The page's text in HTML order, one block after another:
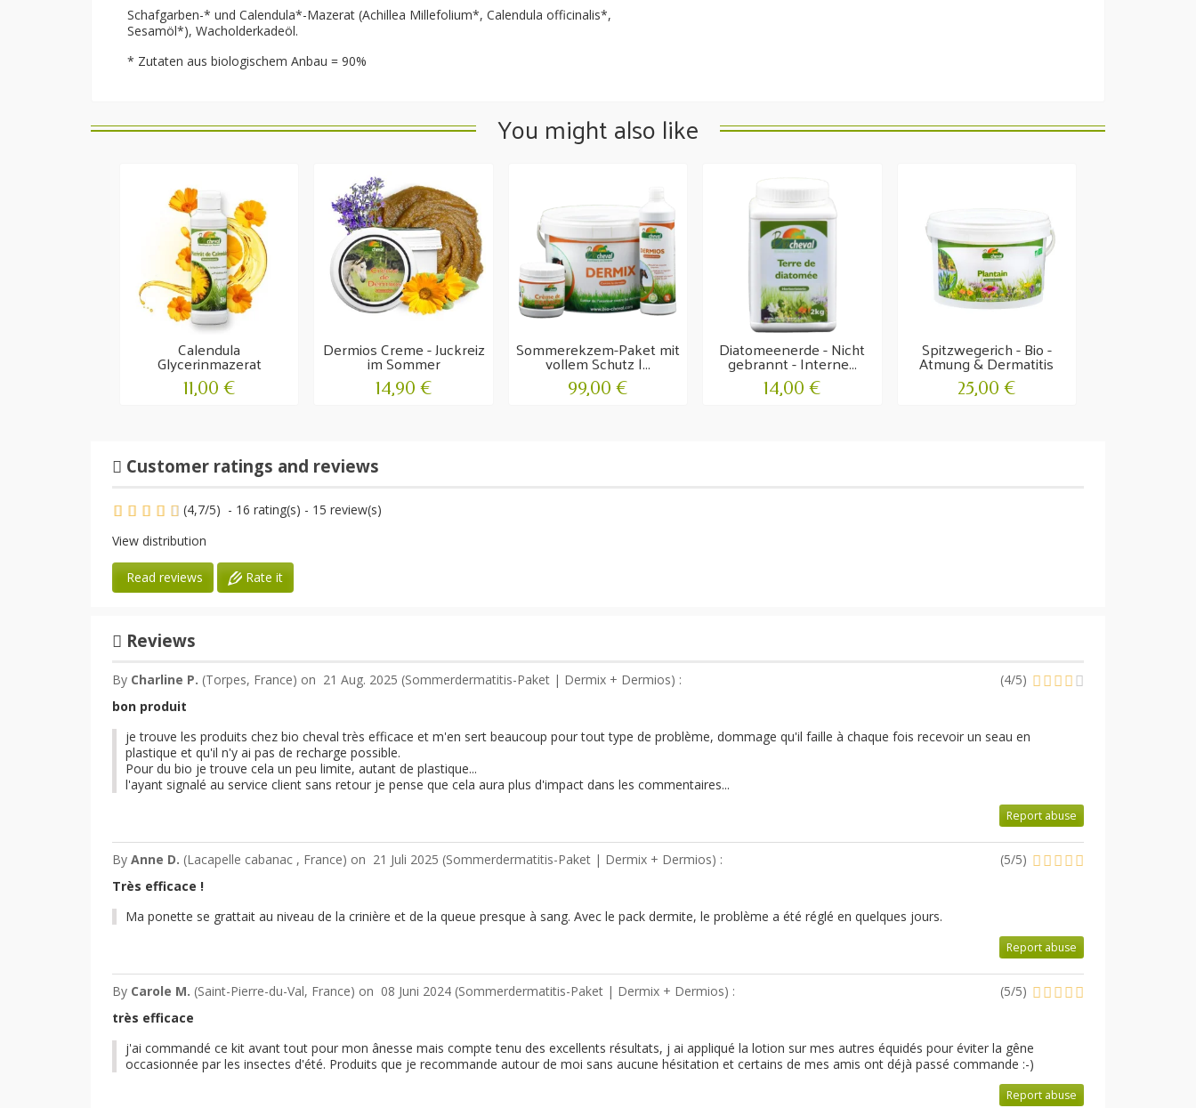
Schafgarben-* und Calendula*-Mazerat (Achillea Millefolium*, Calendula officinalis*,
Sesamöl*), Wacholderkadeöl.
* Zutaten aus biologischem Anbau = 90%
You might also like
Calendula
Glycerinmazerat
Irritationen und...
11,00 €
Dermios Creme - Juckreiz
im Sommer
14,90 €
Sommerekzem-Paket mit
vollem Schutz |...
99,00 €
Diatomeenerde - Nicht
gebrannt - Interne...
14,00 €
Spitzwegerich - Bio -
Atmung & Dermatitis
25,00 €
Customer ratings and reviews
(4,7/5) - 16 rating(s) - 15 review(s)
View distribution
Read reviews Rate it
Reviews
By Charline P. (Torpes, France) on 21 Aug. 2025 (Sommerdermatitis-Paket | Dermix + Dermios) : (4/5)
bon produit
je trouve les produits chez bio cheval très efficace et m'en sert beaucoup pour tout type de problème, dommage qu'il faille à chaque fois recevoir un seau en
plastique et qu'il n'y ai pas de recharge possible.
Pour du bio je trouve cela un peu limite, autant de plastique...
l'ayant signalé au service client sans retour je pense que cela aura plus d'impact dans les commentaires...
Report abuse
By Anne D. (Lacapelle cabanac , France) on 21 Juli 2025 (Sommerdermatitis-Paket | Dermix + Dermios) : (5/5)
Très efficace !
Ma ponette se grattait au niveau de la crinière et de la queue presque à sang. Avec le pack dermite, le problème a été réglé en quelques jours.
Report abuse
By Carole M. (Saint-Pierre-du-Val, France) on 08 Juni 2024 (Sommerdermatitis-Paket | Dermix + Dermios) : (5/5)
très efficace
j'ai commandé ce kit avant tout pour mon ânesse mais compte tenu des excellents résultats, j ai appliqué la lotion sur mes autres équidés pour éviter la gêne
occasionnée par les insectes d'été. Produits que je recommande autour de moi sans aucune hésitation et certains de mes amis ont déjà passé commande :-)
Report abuse